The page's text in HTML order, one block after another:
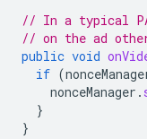
// In a typical
// on the ad
public void
if (
nonceManager .
}
}